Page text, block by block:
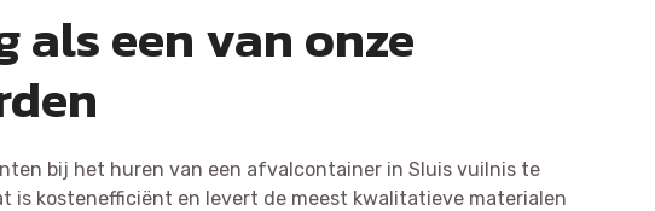
als een van onze
bij het huren van een afvalcontainer in Sluis vuilnis te
is kostenefficiënt en levert de meest kwalitatieve materialen